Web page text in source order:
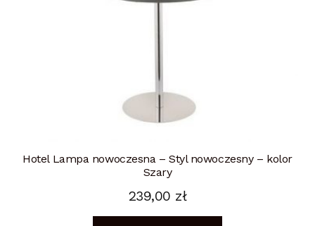
Hotel Lampa nowoczesna – Styl nowoczesny – kolor
Szary
239,00 zł